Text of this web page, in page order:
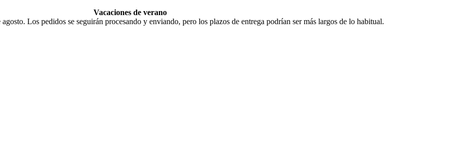
Vacaciones de verano
Los pedidos se seguirán procesando y enviando, pero los plazos de entrega podrían ser más largos de lo habitual.